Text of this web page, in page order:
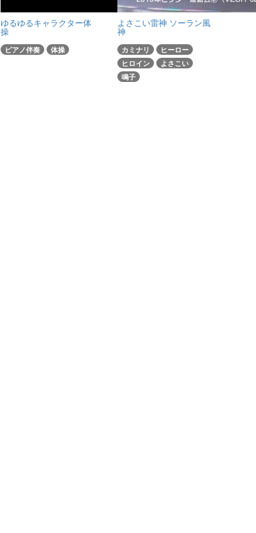
ゆるゆるキャラクター体
操
ピアノ伴奏 体操
よさこい雷神 ソーラン風
神
カミナリ
ヒーロー
ヒロイン
よさこい
鳴子